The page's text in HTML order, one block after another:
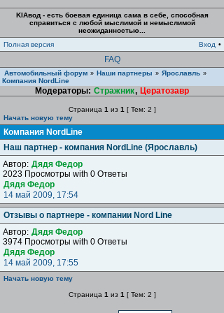
KIAвод - есть боевая единица сама в себе, способная
справиться с любой мыслимой и немыслимой
неожиданностью...
Полная версия
Вход •
FAQ
Автомобильный форум » Наши партнеры » Ярославль »
Компания NordLine
Модераторы: Стражник, Цератозавр
Страница 1 из 1 [ Тем: 2 ]
Начать новую тему
Компания NordLine
Наш партнер - компания NordLine (Ярославль)
Автор: Дядя Федор
2023 Просмотры with 0 Ответы
Дядя Федор
14 май 2009, 17:54
Отзывы о партнере - компании Nord Line
Автор: Дядя Федор
3974 Просмотры with 0 Ответы
Дядя Федор
14 май 2009, 17:55
Начать новую тему
Страница 1 из 1 [ Тем: 2 ]